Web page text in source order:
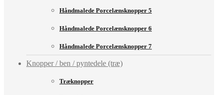
Håndmalede Porcelænsknopper 5
Håndmalede Porcelænsknopper 6
Håndmalede Porcelænsknopper 7
Knopper / ben / pyntedele (træ)
Træknopper